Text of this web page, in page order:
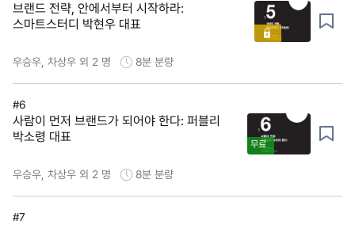
브랜드 전략, 안에서부터 시작하라:
스마트스터디 박현우 대표
우승우, 차상우 외 2 명 8분 분량
#6
사람이 먼저 브랜드가 되어야 한다: 퍼블리
박소령 대표
무료
우승우, 차상우 외 2 명 8분 분량
#7